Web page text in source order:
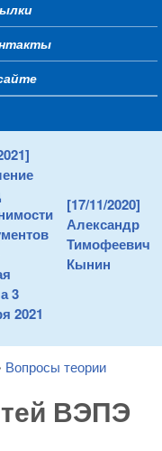
menu
3
2021
[17/11/2020]
Александр
Тимофеевич
Кынин
Вопросы теории
ВЭПЭ